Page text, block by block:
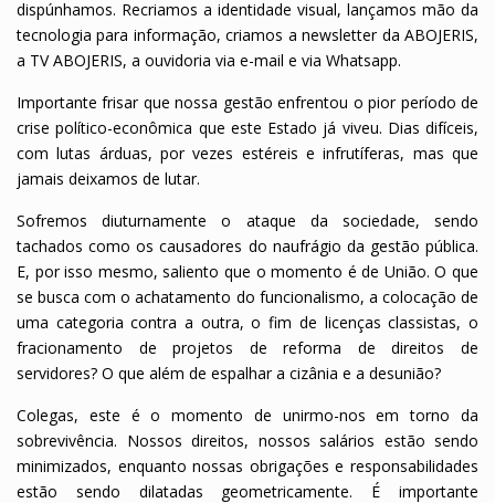
dispúnhamos. Recriamos a identidade visual, lançamos mão da
tecnologia para informação, criamos a newsletter da ABOJERIS,
a TV ABOJERIS, a ouvidoria via e-mail e via Whatsapp.
Importante frisar que nossa gestão enfrentou o pior período de
crise político-econômica que este Estado já viveu. Dias difíceis,
com lutas árduas, por vezes estéreis e infrutíferas, mas que
jamais deixamos de lutar.
Sofremos diuturnamente o ataque da sociedade, sendo
tachados como os causadores do naufrágio da gestão pública.
E, por isso mesmo, saliento que o momento é de União. O que
se busca com o achatamento do funcionalismo, a colocação de
uma categoria contra a outra, o fim de licenças classistas, o
fracionamento de projetos de reforma de direitos de
servidores? O que além de espalhar a cizânia e a desunião?
Colegas, este é o momento de unirmo-nos em torno da
sobrevivência. Nossos direitos, nossos salários estão sendo
minimizados, enquanto nossas obrigações e responsabilidades
estão sendo dilatadas geometricamente. É importante